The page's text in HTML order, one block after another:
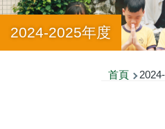
2024-2025年度
首頁